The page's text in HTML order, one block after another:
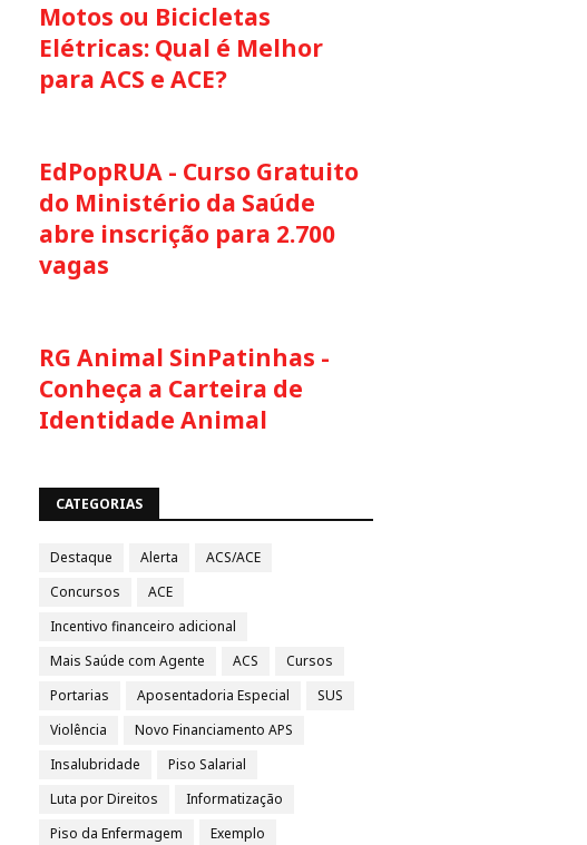
Motos ou Bicicletas
Elétricas: Qual é Melhor
para ACS e ACE?
EdPopRUA - Curso Gratuito
do Ministério da Saúde
abre inscrição para 2.700
vagas
RG Animal SinPatinhas -
Conheça a Carteira de
Identidade Animal
CATEGORIAS
Destaque Alerta
ACS/ACE
Concursos
ACE
Incentivo financeiro adicional
Mais Saúde com Agente
ACS
Cursos
Portarias
Aposentadoria Especial
SUS
Violência
Novo Financiamento APS
Insalubridade
Piso Salarial
Luta por Direitos
Informatização
Piso da Enfermagem
Exemplo